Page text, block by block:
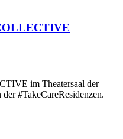
im Theatersaal der
#TakeCareResidenzen.